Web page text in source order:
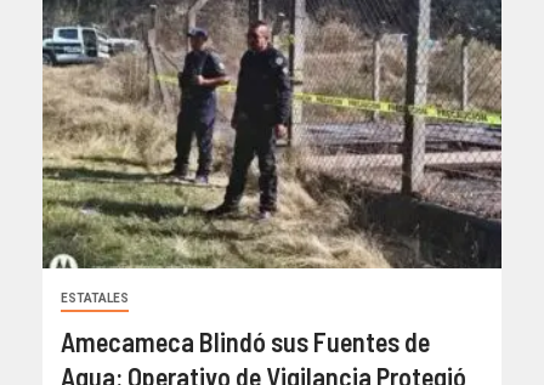
ESTATALES
Amecameca Blindó sus Fuentes de
Agua: Operativo de Vigilancia Protegió